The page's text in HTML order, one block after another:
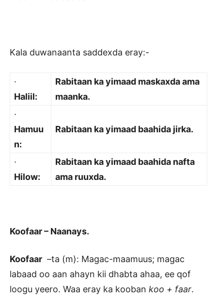
Kala duwanaanta saddexda eray:-
·
Haliil:
Rabitaan ka yimaad maskaxda ama
maanka.
·
Hamuu
n:
Rabitaan ka yimaad baahida jirka.
·
Hilow:
Rabitaan ka yimaad baahida nafta
ama ruuxda.
Koofaar – Naanays.
Koofaar –ta (m): Magac-maamuus; magac
labaad oo aan ahayn kii dhabta ahaa, ee qof
loogu yeero. Waa eray ka kooban koo + faar.